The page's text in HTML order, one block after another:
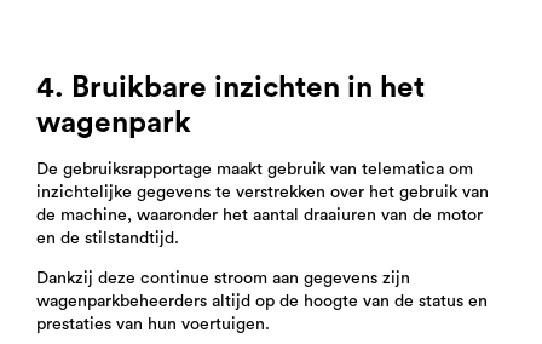
4. Bruikbare inzichten in het
wagenpark
De gebruiksrapportage maakt gebruik van telematica om
inzichtelijke gegevens te verstrekken over het gebruik van
de machine, waaronder het aantal draaiuren van de motor
en de stilstandtijd.
Dankzij deze continue stroom aan gegevens zijn
wagenparkbeheerders altijd op de hoogte van de status en
prestaties van hun voertuigen.